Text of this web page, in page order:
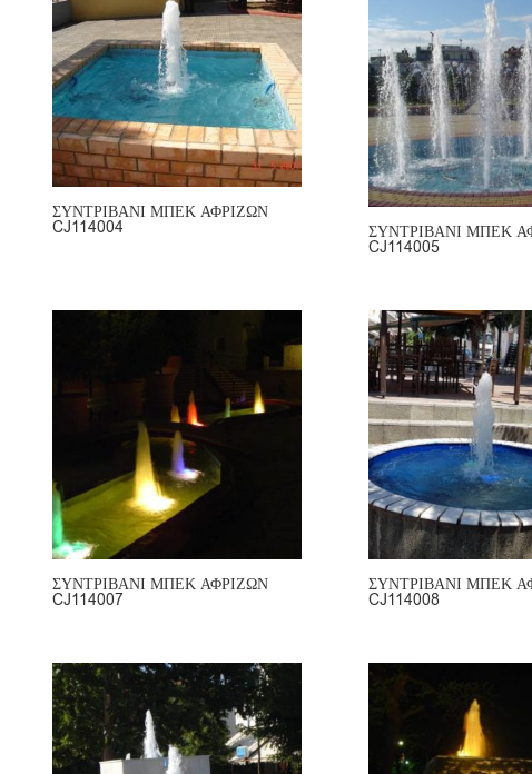
ΣΥΝΤΡΙΒΑΝΙ ΜΠΕΚ ΑΦΡΙΖΩΝ
CJ114004 ΣΥΝΤΡΙΒΑΝΙ ΜΠΕΚ
CJ114005
ΣΥΝΤΡΙΒΑΝΙ ΜΠΕΚ ΑΦΡΙΖΩΝ
CJ114007
ΣΥΝΤΡΙΒΑΝΙ ΜΠΕΚ
CJ114008